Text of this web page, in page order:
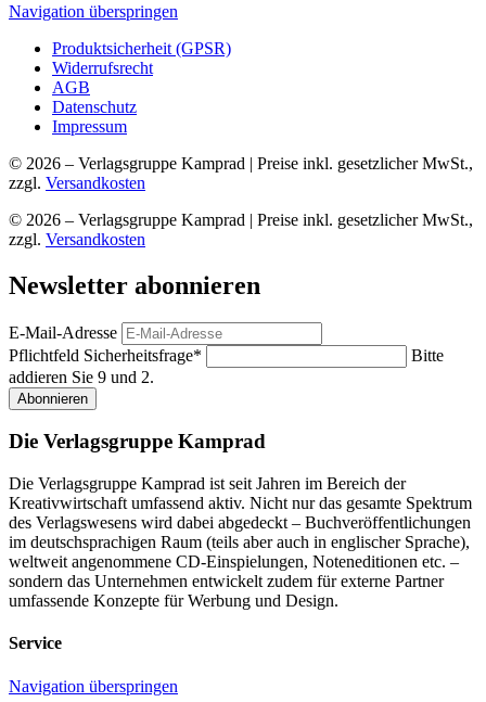
Navigation überspringen
Produktsicherheit (GPSR)
Widerrufsrecht
AGB
Datenschutz
Impressum
© 2026 – Verlagsgruppe Kamprad | Preise inkl. gesetzlicher MwSt.,
zzgl. Versandkosten
© 2026 – Verlagsgruppe Kamprad | Preise inkl. gesetzlicher MwSt.,
zzgl. Versandkosten
Newsletter abonnieren
E-Mail-Adresse
Pflichtfeld Sicherheitsfrage*
Bitte
addieren Sie 9 und 2.
Abonnieren
Die Verlagsgruppe Kamprad
Die Verlagsgruppe Kamprad ist seit Jahren im Bereich der
Kreativwirtschaft umfassend aktiv. Nicht nur das gesamte Spektrum
des Verlagswesens wird dabei abgedeckt – Buchveröffentlichungen
im deutschsprachigen Raum (teils aber auch in englischer Sprache),
weltweit angenommene CD-Einspielungen, Noteneditionen etc. –
sondern das Unternehmen entwickelt zudem für externe Partner
umfassende Konzepte für Werbung und Design.
Service
Navigation überspringen